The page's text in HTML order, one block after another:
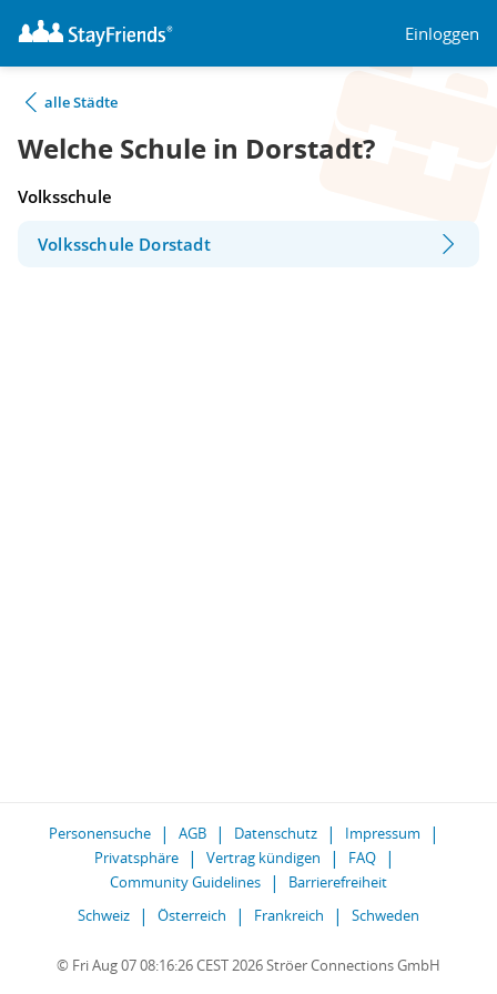
Einloggen
alle Städte
Welche Schule in Dorstadt?
Volksschule
Volksschule Dorstadt
Personensuche AGB Datenschutz
Impressum
Privatsphäre
Vertrag kündigen
FAQ
Community Guidelines
Barrierefreiheit
Schweiz
Österreich Frankreich Schweden
© Fri Aug 07 08:16:26 CEST 2026 Ströer Connections GmbH